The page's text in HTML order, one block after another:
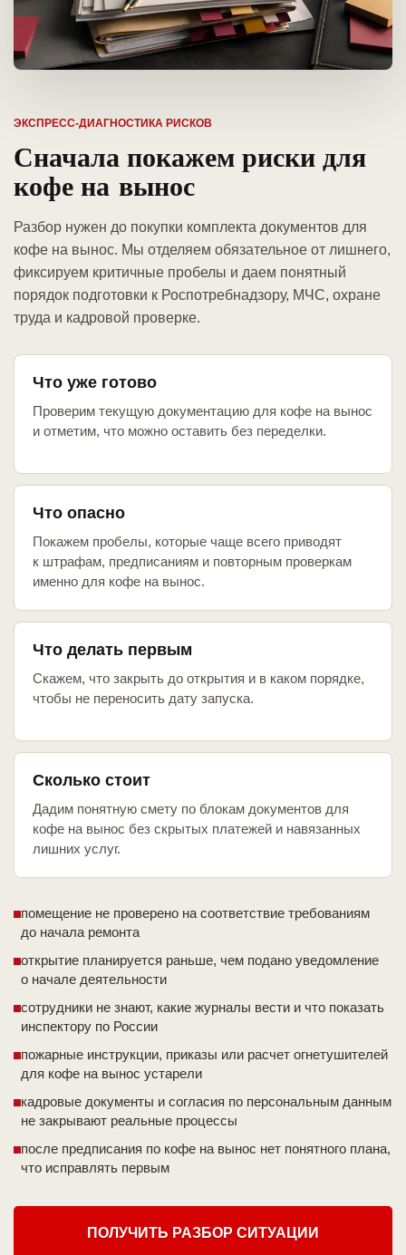
ЭКСПРЕСС-ДИАГНОСТИКА РИСКОВ
Сначала покажем риски для
кофе на вынос
Разбор нужен до покупки комплекта документов для
кофе на вынос. Мы отделяем обязательное от лишнего,
фиксируем критичные пробелы и даем понятный
порядок подготовки к Роспотребнадзору, МЧС, охране
труда и кадровой проверке.
Что уже готово
Проверим текущую документацию для кофе на вынос
и отметим, что можно оставить без переделки.
Что опасно
Покажем пробелы, которые чаще всего приводят
к штрафам, предписаниям и повторным проверкам
именно для кофе на вынос.
Что делать первым
Скажем, что закрыть до открытия и в каком порядке,
чтобы не переносить дату запуска.
Сколько стоит
Дадим понятную смету по блокам документов для
кофе на вынос без скрытых платежей и навязанных
лишних услуг.
помещение не проверено на соответствие требованиям
до начала ремонта
открытие планируется раньше, чем подано уведомление
о начале деятельности
сотрудники не знают, какие журналы вести и что показать
инспектору по России
пожарные инструкции, приказы или расчет огнетушителей
для кофе на вынос устарели
кадровые документы и согласия по персональным данным
не закрывают реальные процессы
после предписания по кофе на вынос нет понятного плана,
что исправлять первым
ПОЛУЧИТЬ РАЗБОР СИТУАЦИИ